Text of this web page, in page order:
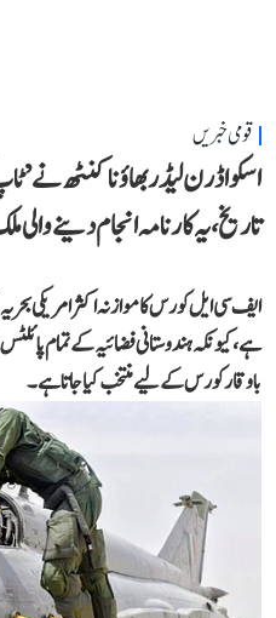
قومی خبریں
اسکواڈرن لیڈر بھاؤنا کنٹھ نے
تاریخ، یہ کارنامہ انجام دینے والی
ایف سی ایل کورس کا موازنہ اکثر امریکی
ہے، کیونکہ ہندوستانی فضائیہ کے تمام
باوقار کورس کے لیے منتخب کیا جاتا ہے۔